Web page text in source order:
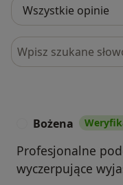
Szukaj w opiniach
Bożena
Profesjonalne
wyczerpujące